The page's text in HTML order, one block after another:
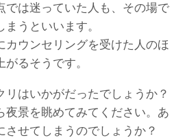
では迷っていた人も、その場で
うといいます。
カウンセリングを受けた人のほ
るそうです。
リはいかがだったでしょうか？
夜景を眺めてみてください。あ
させてしまうのでしょうか？